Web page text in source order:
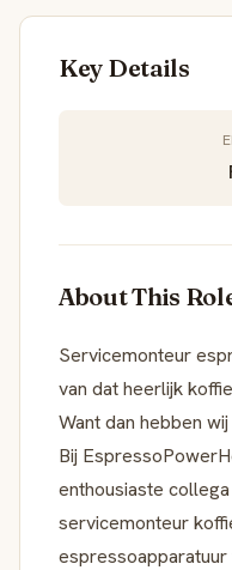
Key Details
About This
Servicemonteur
van dat heerlijk
Want dan hebben
Bij
enthousiaste
servicemonteur